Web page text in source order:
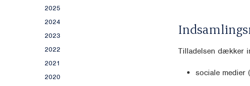
2025
2024
2023
2022
2021
2020
Tilladelsen dækker
sociale medier